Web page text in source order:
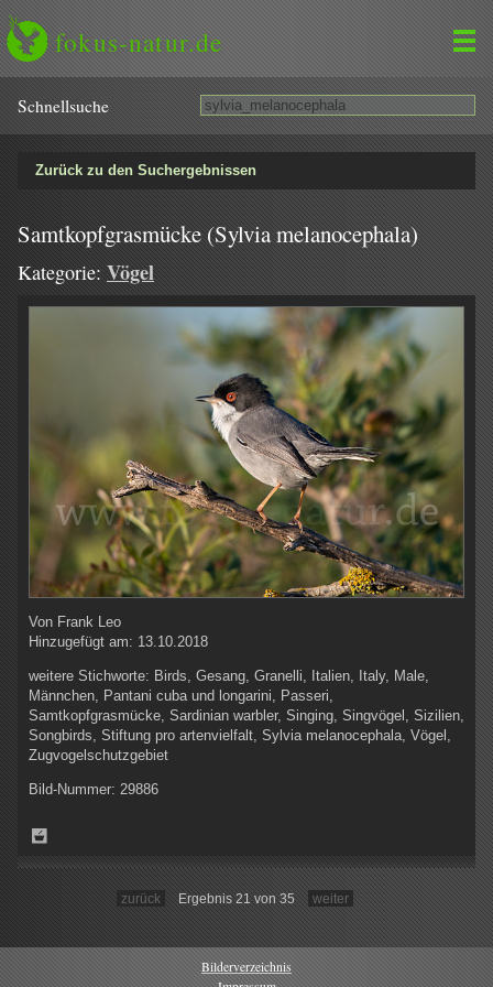
fokus-natur.de
Schnell­suche
Zurück zu den Suchergebnissen
Samtkopfgrasmücke (Sylvia melanocephala)
Kategorie: Vögel
Von Frank Leo
Hinzugefügt am: 13.10.2018
weitere Stichworte: Birds, Gesang, Granelli, Italien, Italy, Male,
Männchen, Pantani cuba und longarini, Passeri,
Samtkopfgrasmücke, Sardinian warbler, Singing, Singvögel, Sizilien,
Songbirds, Stiftung pro artenvielfalt, Sylvia melanocephala, Vögel,
Zugvogelschutzgebiet
Bild-Nummer: 29886
zurück Ergebnis 21 von 35 weiter
Bilderverzeichnis